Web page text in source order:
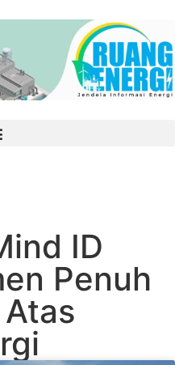
ID
Penuh